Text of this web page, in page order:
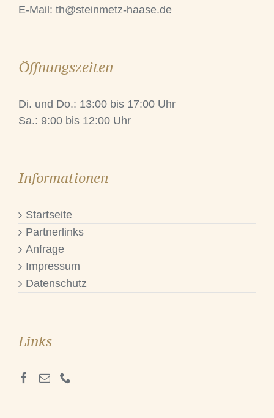
E-Mail: th@steinmetz-haase.de
Öffnungszeiten
Di. und Do.: 13:00 bis 17:00 Uhr
Sa.: 9:00 bis 12:00 Uhr
Informationen
Startseite
Partnerlinks
Anfrage
Impressum
Datenschutz
Links